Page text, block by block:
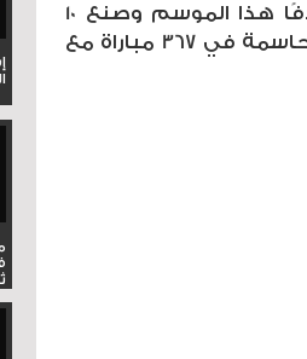
نقاط عن مانشستر سيتي. سجل صلاح 12 هدفًا هذا الموسم وصنع 10
أهداف أخرى، ليصل إلى 223 هدفًا و99 تمريرة حاسمة في 367 مباراة مع